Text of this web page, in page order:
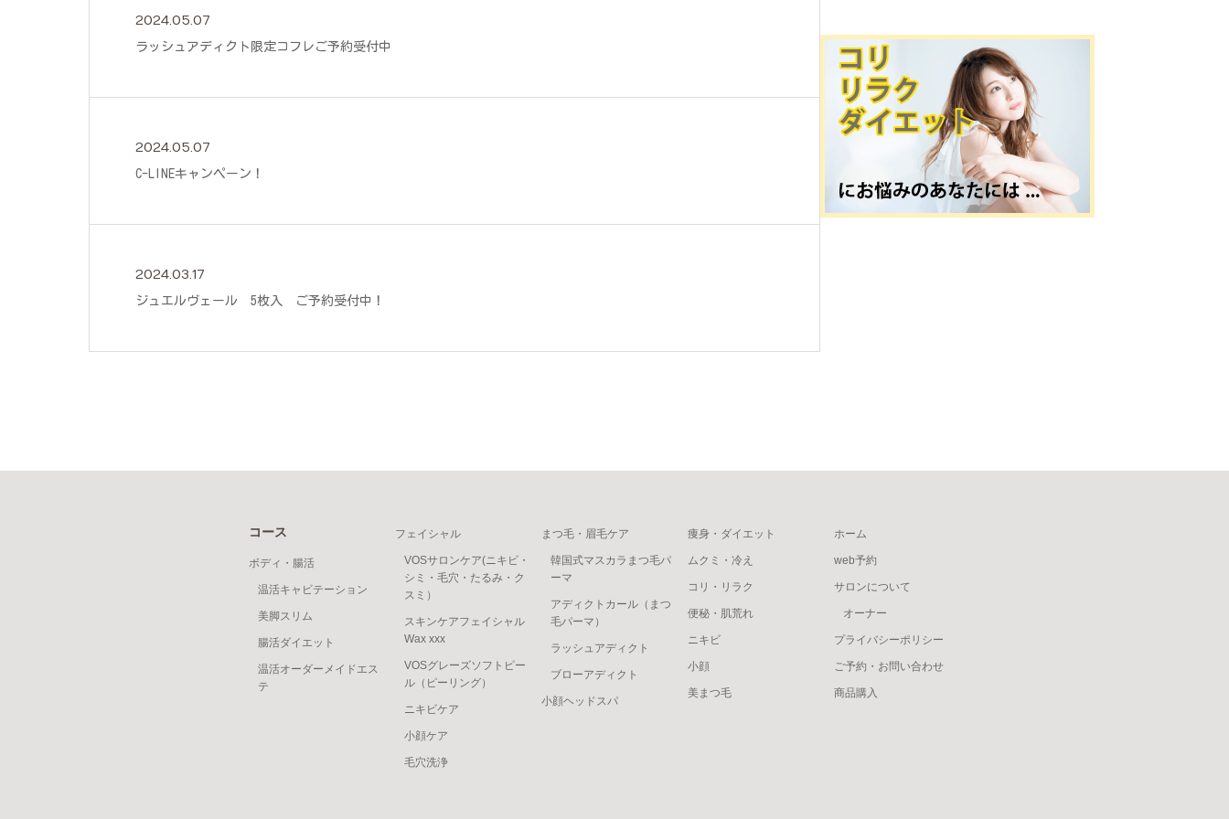
2024.05.07
ラッシュアディクト限定コフレご予約受付中
2024.05.07
C-LINEキャンペーン！
2024.03.17
ジュエルヴェール 5枚入 ご予約受付中！
コース
ボディ・腸活
温活キャビテーション
美脚スリム
腸活ダイエット
温活オーダーメイドエス
テ
フェイシャル
VOSサロンケア(ニキビ・
シミ・毛穴・たるみ・ク
スミ）
スキンケアフェイシャル
Wax xxx
VOSグレーズソフトピー
ル（ピーリング）
ニキビケア
小顔ケア
毛穴洗浄
まつ毛・眉毛ケア
韓国式マスカラまつ毛パ
ーマ
アディクトカール（まつ
毛パーマ）
ラッシュアディクト
ブローアディクト
小顔ヘッドスパ
痩身・ダイエット
ムクミ・冷え
コリ・リラク
便秘・肌荒れ
ニキビ
小顔
美まつ毛
ホーム
web予約
サロンについて
オーナー
プライバシーポリシー
ご予約・お問い合わせ
商品購入